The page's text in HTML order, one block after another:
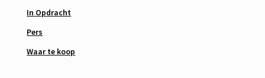
In Opdracht
Pers
Waar te koop